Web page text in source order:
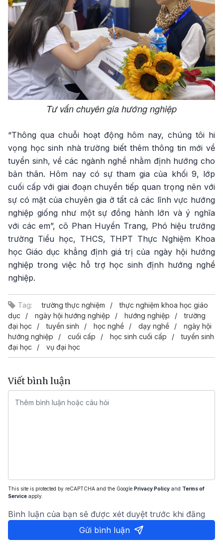
Tư vấn chuyên gia hướng nghiệp
“Thông qua chuỗi hoạt động hôm nay, chúng tôi hi
vọng học sinh nhà trường biết thêm thông tin mới về
tuyển sinh, về các ngành nghề nhằm định hướng cho
bản thân. Hôm nay có sự tham gia của khối 9, lớp
cuối cấp với giai đoạn chuyển tiếp quan trọng nên với
sự có mặt của chuyên gia ở tất cả các lĩnh vực hướng
nghiệp giống như một sự đồng hành lớn và ý nghĩa
với các em”, cô Phan Huyền Trang, Phó hiệu trưởng
trường Tiểu học, THCS, THPT Thực Nghiệm Khoa
học Giáo dục khẳng định giá trị của ngày hội hướng
nghiệp trong việc hỗ trợ học sinh định hướng nghề
nghiệp.
Tag: trường thực nghiệm
thực nghiệm khoa học giáo
dục
ngày hội hướng nghiệp hướng nghiệp
trường
đại học
tuyển sinh học nghề dạy nghề
ngày hội
hướng nghiệp
cuối cấp học sinh cuối cấp
tuyển sinh
đại học
vụ đại học
Viết bình luận
This site is protected by reCAPTCHA and the Google Privacy Policy and Terms of
Service apply.
Bình luận của bạn sẽ được xét duyệt trước khi đăng
Gửi bình luận